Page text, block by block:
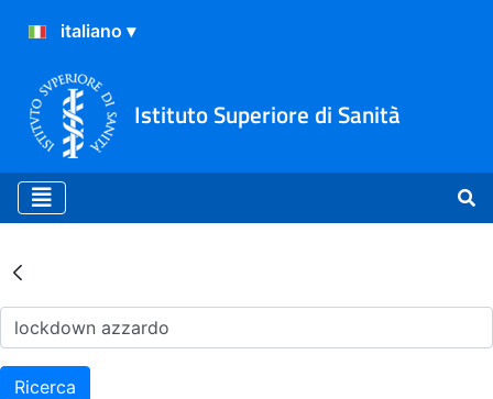
Istituto Superiore di Sanità
Risultati della Ricerca -
Ricerca